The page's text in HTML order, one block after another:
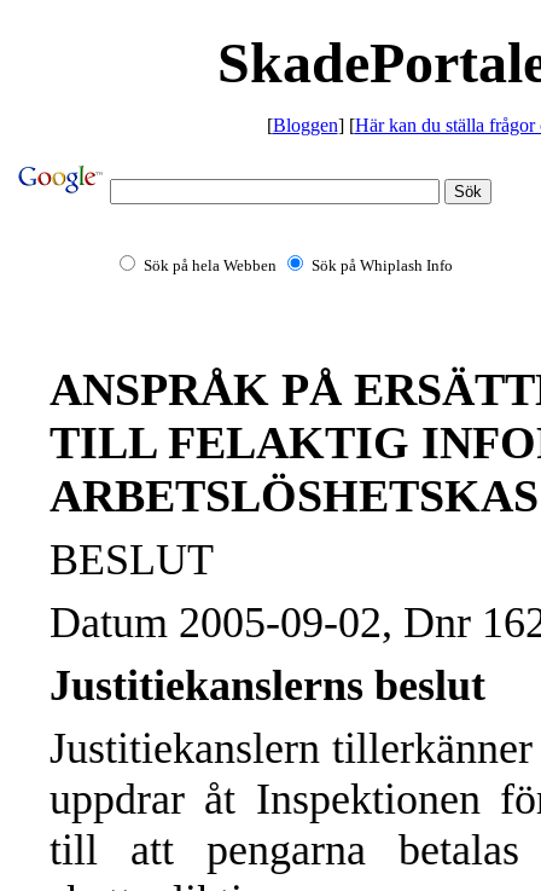
[Bloggen] [Här kan du ställa frågor
Sök på hela Webben Sök på Whiplash Info
ANSPRÅK PÅ
TILL FELAKTIG
BESLUT
Datum 2005-09-02, Dnr
Justitiekanslerns beslut
Justitiekanslern
uppdrar åt Inspektionen
till att pengarna